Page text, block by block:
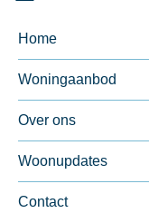
Home
Woningaanbod
Over ons
Woonupdates
Contact